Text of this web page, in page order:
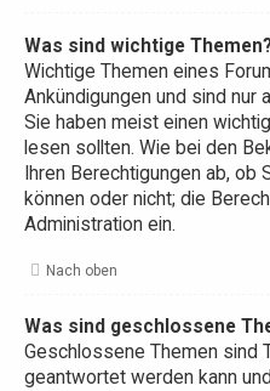
Was sind wichtige
Wichtige Themen eines
Ankündigungen und sind nur
Sie haben meist einen
lesen sollten. Wie bei den
Ihren Berechtigungen ab,
können oder nicht; die
Administration ein.
Nach oben
Was sind geschlossene
Geschlossene Themen sind
geantwortet werden kann